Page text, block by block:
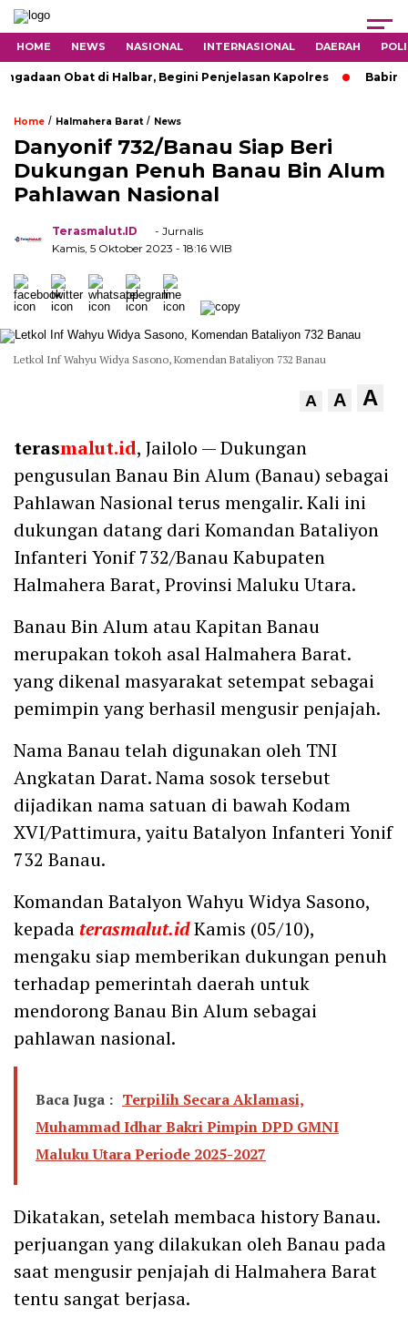
HOME NEWS NASIONAL INTERNASIONAL DAERAH
Obat di Halbar, Begini Penjelasan Kapolres Babinsa
Home / Halmahera Barat/ News
Danyonif 732/Banau Siap Beri
Dukungan Penuh Banau Bin Alum
Pahlawan Nasional
Terasmalut.ID
- Jurnalis
Kamis, 5 Oktober 2023 - 18:16 WIB
Letkol Inf Wahyu Widya Sasono, Komendan Bataliyon 732 Banau
A A A
terasmalut.id, Jailolo — Dukungan
pengusulan Banau Bin Alum (Banau) sebagai
Pahlawan Nasional terus mengalir. Kali ini
dukungan datang dari Komandan Bataliyon
Infanteri Yonif 732/Banau Kabupaten
Halmahera Barat, Provinsi Maluku Utara.
Banau Bin Alum atau Kapitan Banau
merupakan tokoh asal Halmahera Barat.
yang dikenal masyarakat setempat sebagai
pemimpin yang berhasil mengusir penjajah.
Nama Banau telah digunakan oleh TNI
Angkatan Darat. Nama sosok tersebut
dijadikan nama satuan di bawah Kodam
XVI/Pattimura, yaitu Batalyon Infanteri Yonif
732 Banau.
Komandan Batalyon Wahyu Widya Sasono,
kepada terasmalut.idKamis (05/10),
mengaku siap memberikan dukungan penuh
terhadap pemerintah daerah untuk
mendorong Banau Bin Alum sebagai
pahlawan nasional.
Baca Juga : Terpilih Secara Aklamasi,
Muhammad Idhar Bakri Pimpin DPD GMNI
Maluku Utara Periode 2025-2027
Dikatakan, setelah membaca history Banau.
perjuangan yang dilakukan oleh Banau pada
saat mengusir penjajah di Halmahera Barat
tentu sangat berjasa.